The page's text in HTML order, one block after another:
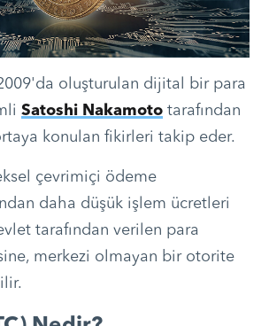
oluşturulan dijital bir para
Satoshi Nakamototarafından
konulan fikirleri takip eder.
çevrimiçi ödeme
daha düşük işlem ücretleri
tarafından verilen para
merkezi olmayan bir otorite